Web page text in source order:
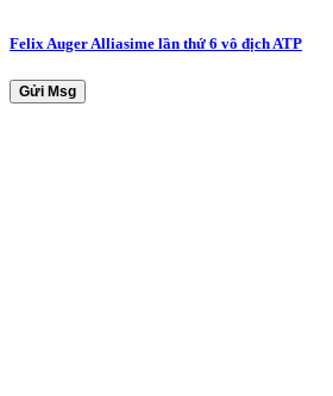
Felix Auger Alliasime lần thứ 6 vô địch ATP
Gửi Msg